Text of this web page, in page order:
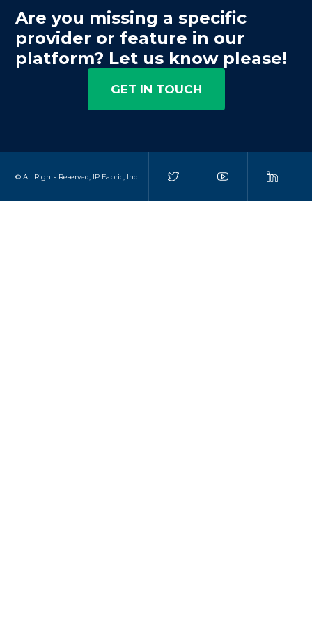
Are you missing a specific
provider or feature in our
platform? Let us know please!
GET IN TOUCH
© All Rights Reserved, IP Fabric, Inc.